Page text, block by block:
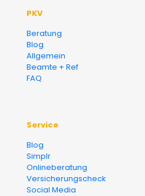
PKV
Beratung
Blog
Allgemein
Beamte + Ref
FAQ
Service
Blog
Simplr
Onlineberatung
Versicherungscheck
Social Media